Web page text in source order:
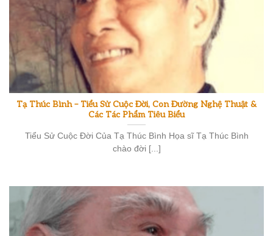
Tạ Thúc Bình – Tiểu Sử Cuộc Đời, Con Đường Nghệ Thuật &
Các Tác Phẩm Tiêu Biểu
Tiểu Sử Cuộc Đời Của Tạ Thúc Bình Họa sĩ Tạ Thúc Bình
chào đời [...]